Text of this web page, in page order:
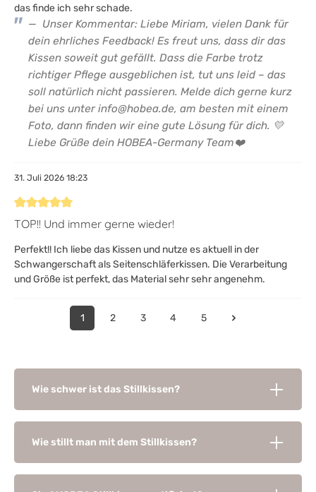
das finde ich sehr schade.
Unser Kommentar: Liebe Miriam, vielen Dank für
dein ehrliches Feedback! Es freut uns, dass dir das
Kissen soweit gut gefällt. Dass die Farbe trotz
richtiger Pflege ausgeblichen ist, tut uns leid – das
soll natürlich nicht passieren. Melde dich gerne kurz
bei uns unter info@hobea.de, am besten mit einem
Foto, dann finden wir eine gute Lösung für dich. 💛
Liebe Grüße dein HOBEA-Germany Team❤️
31. Juli 2026 18:23
Bewertung mit 5 von 5 Sternen
TOP!! Und immer gerne wieder!
Perfekt!! Ich liebe das Kissen und nutze es aktuell in der
Schwangerschaft als Seitenschläferkissen. Die Verarbeitung
und Größe ist perfekt, das Material sehr sehr angenehm.
1 2 3 4 5
Wie schwer ist das Stillkissen?
Wie stillt man mit dem Stillkissen?